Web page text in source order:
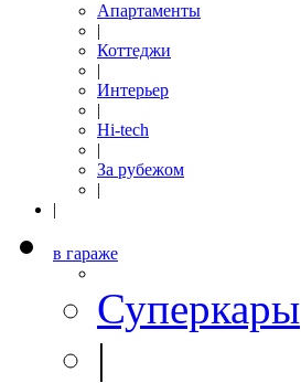
Апартаменты
|
Коттеджи
|
Интерьер
|
Hi-tech
|
За рубежом
|
|
в гараже
Суперкары
|